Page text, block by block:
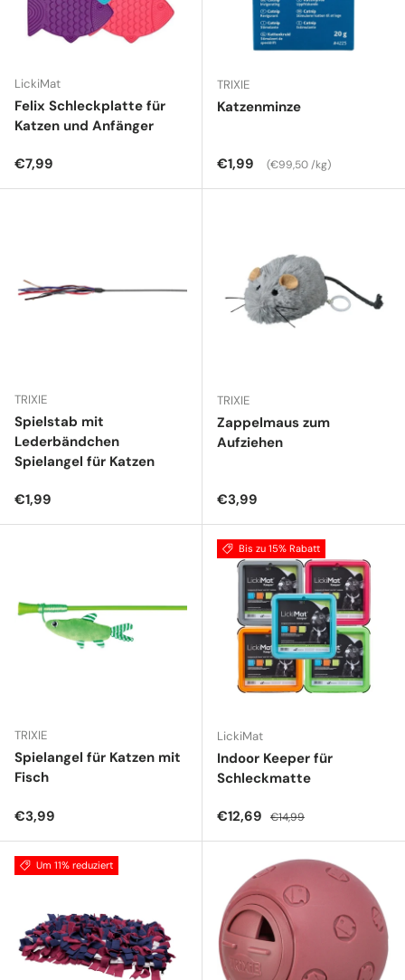
LickiMat
Felix Schleckplatte für
Katzen und Anfänger
Normaler Preis
€7,99
TRIXIE
Katzenminze
Normaler Preis
€1,99 Grundpreis
€99,50 /kg
TRIXIE
Spielstab mit
Lederbändchen
Spielangel für Katzen
Normaler Preis
€1,99
TRIXIE
Zappelmaus zum
Aufziehen
Normaler Preis
€3,99
TRIXIE
Spielangel für Katzen mit
Fisch
Normaler Preis
€3,99
Bis zu 15% Rabatt
LickiMat
Indoor Keeper für
Schleckmatte
Verkaufspreis
€12,69 Normaler Preis
€14,99
Um 11% reduziert